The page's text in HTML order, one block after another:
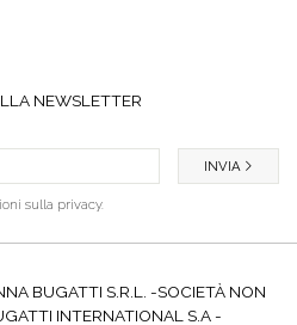
NEWSLETTER
sulla privacy.
INVIA
BUGATTI S.R.L. -SOCIETÀ NON
INTERNATIONAL S.A -